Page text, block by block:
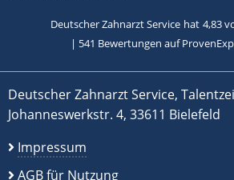
Deutscher Zahnarzt Service hat 4,83
| 541 Bewertungen auf
Deutscher Zahnarzt Service,
Johanneswerkstr. 4, 33611 Bielefeld
Impressum
AGB für Nutzung